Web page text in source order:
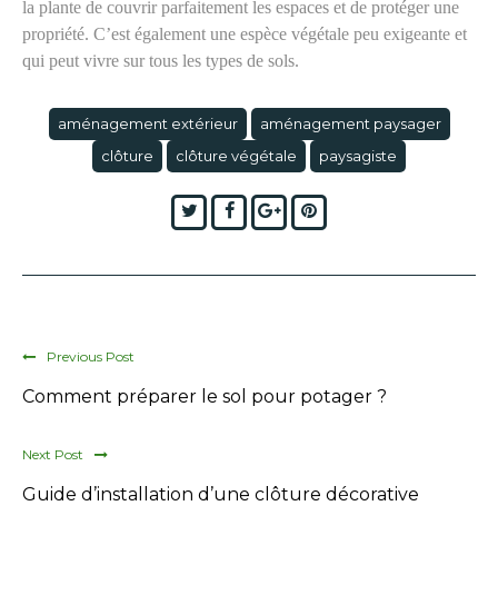
la plante de couvrir parfaitement les espaces et de protéger une
propriété. C’est également une espèce végétale peu exigeante et
qui peut vivre sur tous les types de sols.
aménagement extérieur
aménagement paysager
clôture
clôture végétale paysagiste
TwitterFacebook
Google+Pinterest
Previous Post
Comment préparer le sol pour potager ?
Next Post
Guide d’installation d’une clôture décorative